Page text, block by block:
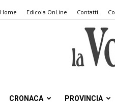
Home Edicola OnLine Contatti
CRONACA PROVINCIA